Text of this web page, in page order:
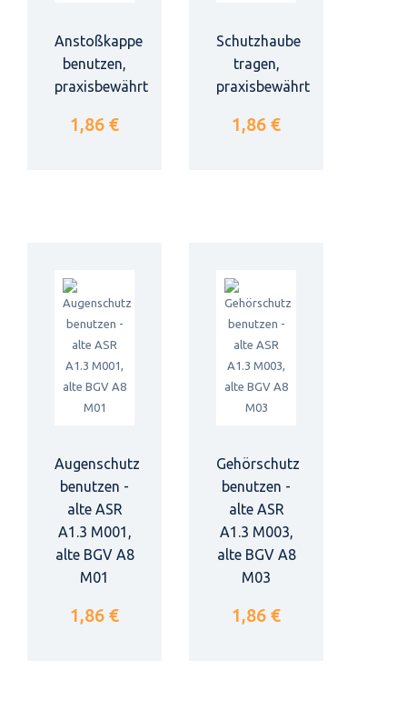
Anstoßkappe
benutzen,
praxisbewährt
1,86 €
Schutzhaube
tragen,
praxisbewährt
1,86 €
Augenschutz
benutzen -
alte ASR
A1.3 M001,
alte BGV A8
M01
1,86 €
Gehörschutz
benutzen -
alte ASR
A1.3 M003,
alte BGV A8
M03
1,86 €